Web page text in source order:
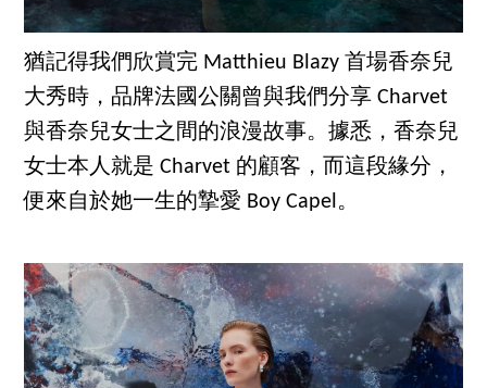
猶記得我們欣賞完 Matthieu Blazy 首場香奈兒
大秀時，品牌法國公關曾與我們分享 Charvet
與香奈兒女士之間的浪漫故事。據悉，香奈兒
女士本人就是 Charvet 的顧客，而這段緣分，
便來自於她一生的摯愛 Boy Capel。